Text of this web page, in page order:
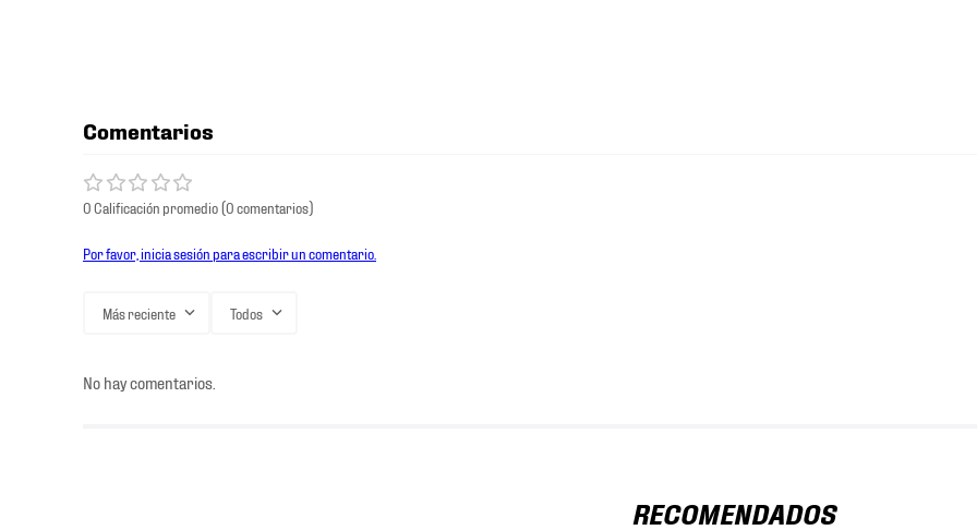
Comentarios
0 Calificación promedio(0 comentarios)
Por favor, inicia sesión para escribir un comentario.
Más reciente Todos
No hay comentarios.
RECOMENDADOS